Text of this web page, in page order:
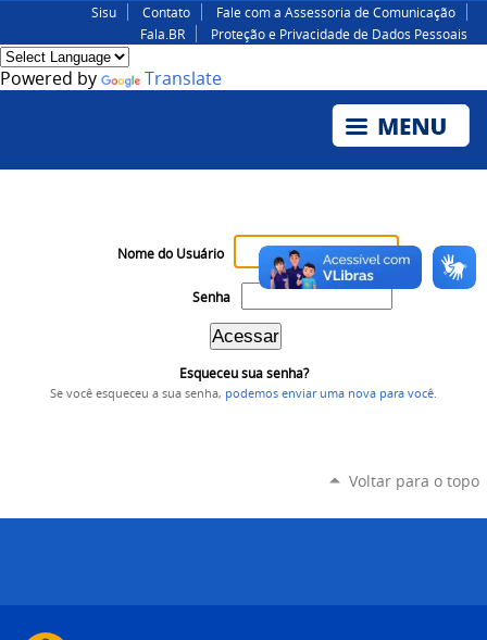
Sisu Contato
Fale com a Assessoria de Comunicação
Fala.BR
Proteção e Privacidade de Dados Pessoais
Powered by Translate
Nome do Usuário
Senha
Esqueceu sua senha?
Se você esqueceu a sua senha, podemos enviar uma nova para você
Voltar para o topo